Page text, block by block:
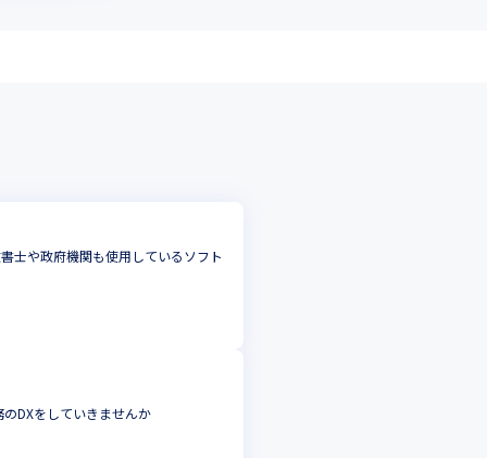
士や政府機関も使用しているソフト
DXをしていきませんか